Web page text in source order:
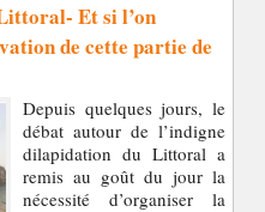
Et si l’on
de cette partie de
Depuis quelques jours, le
débat autour de l’indigne
dilapidation du Littoral a
remis au goût du jour la
nécessité d’organiser la